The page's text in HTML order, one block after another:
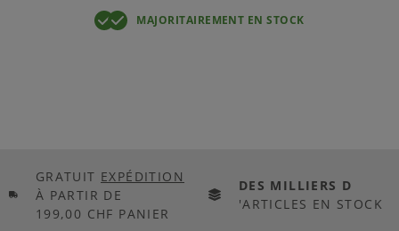
MAJORITAIREMENT EN STOCK
GRATUIT EXPÉDITION
À PARTIR DE
199,00 CHF PANIER
DES MILLIERS D
'ARTICLES EN STOCK